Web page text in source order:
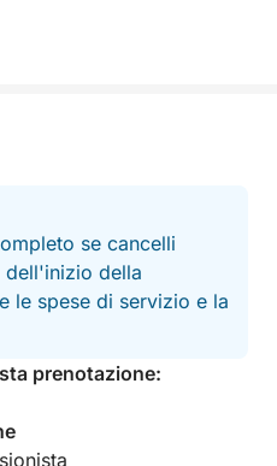
se cancelli
dell'inizio della
le spese di servizio e la
prenotazione: